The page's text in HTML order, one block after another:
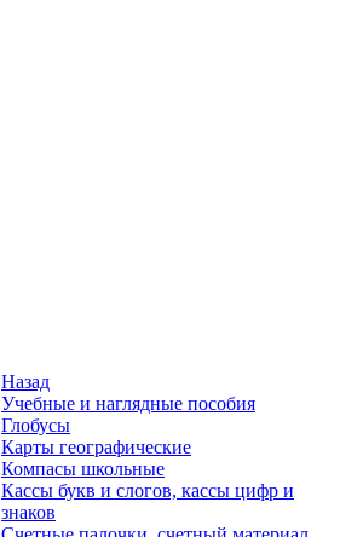
Назад
Учебные и наглядные пособия
Глобусы
Карты географические
Компасы школьные
Кассы букв и слогов, кассы цифр и
знаков